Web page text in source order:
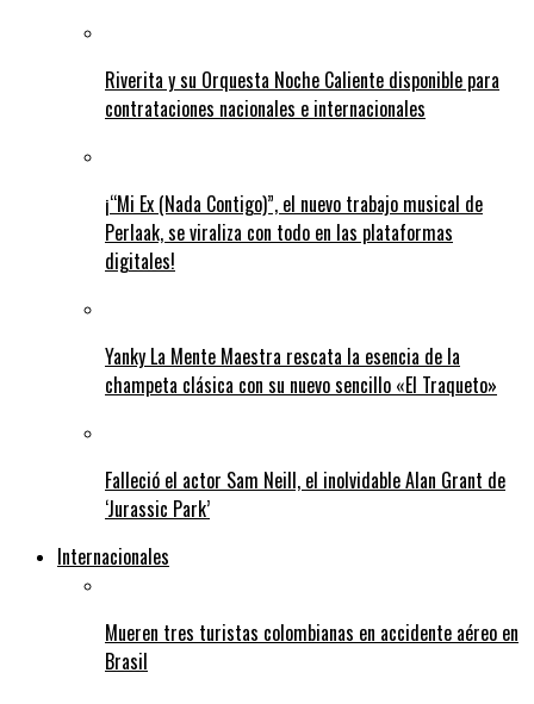
Riverita y su Orquesta Noche Caliente disponible para
contrataciones nacionales e internacionales
¡“Mi Ex (Nada Contigo)”, el nuevo trabajo musical de
Perlaak, se viraliza con todo en las plataformas
digitales!
Yanky La Mente Maestra rescata la esencia de la
champeta clásica con su nuevo sencillo «El Traqueto»
Falleció el actor Sam Neill, el inolvidable Alan Grant de
‘Jurassic Park’
Internacionales
Mueren tres turistas colombianas en accidente aéreo en
Brasil